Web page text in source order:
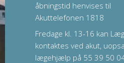
åbningstid henvises til
Akuttelefonen 1818
Fredage kl. 13-16 kan
kontaktes ved akut,
lægehjælp på 55 39 50